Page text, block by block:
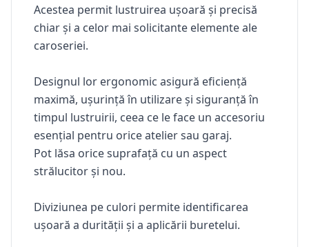
Acestea permit lustruirea ușoară și precisă
chiar și a celor mai solicitante elemente ale
caroseriei.
Designul lor ergonomic asigură eficiență
maximă, ușurință în utilizare și siguranță în
timpul lustruirii, ceea ce le face un accesoriu
esențial pentru orice atelier sau garaj.
Pot lăsa orice suprafață cu un aspect
strălucitor și nou.
Diviziunea pe culori permite identificarea
ușoară a durității și a aplicării buretelui.